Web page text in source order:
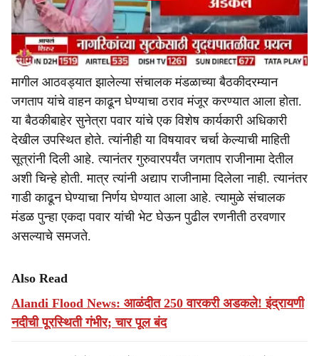
मागील आठवड्यात झालेल्या संचालक मंडळाच्या बैठकीदरम्यान
जगताप यांचे वाहन काढून घेण्याचा ठराव मंजूर करण्यात आला होता.
या बैठकीबाहेर सुनेत्रा पवार यांचे एक विशेष कार्यकारी अधिकारी
देखील उपस्थित होते. त्यांनीही या विषयावर चर्चा केल्याची माहिती
सूत्रांनी दिली आहे. त्यानंतर गुरुवारपर्यंत जगताप राजीनामा देतील
अशी चिन्हे होती. मात्र त्यांनी अद्याप राजीनामा दिलेला नाही. त्यानंतर
गाडी काढून घेण्याचा निर्णय घेण्यात आला आहे. त्यामुळे संचालक
मंडळ पुन्हा एकदा पवार यांची भेट घेऊन पुढील रणनीती ठरवणार
असल्याचे समजते.
Also Read
Alandi Flood News: आळंदीत 250 वारकरी अडकले! इंद्रायणी
नदीची पूरस्थिती गंभीर; चार पूल बंद